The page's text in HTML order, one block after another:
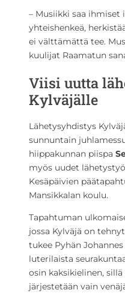
– Musiikki saa ihmiset
yhteishenkeä,
ei välttämättä tee.
kuulijat Raamatun
Viisi uutta
Kylväjälle
Lähetysyhdistys
sunnuntain
hiippakunnan piispa
myös uudet
Kesäpäivien
Mansikkalan koulu.
Tapahtuman
jossa Kylväjä on
tukee Pyhän
luterilaista
osin kaksikielinen,
järjestetään vain